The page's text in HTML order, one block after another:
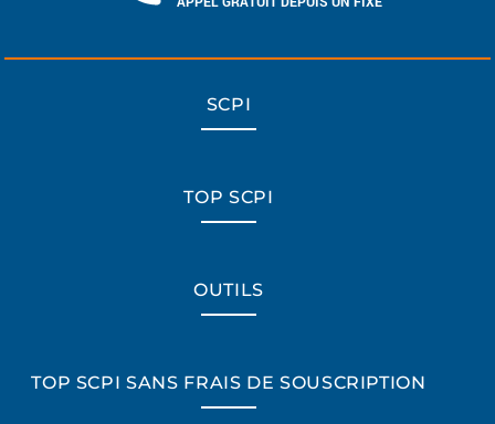
SCPI
TOP SCPI
OUTILS
TOP SCPI SANS FRAIS DE SOUSCRIPTION